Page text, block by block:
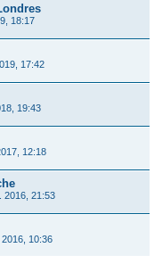
18:17
17:42
19:43
12:18
2016, 21:53
10:36